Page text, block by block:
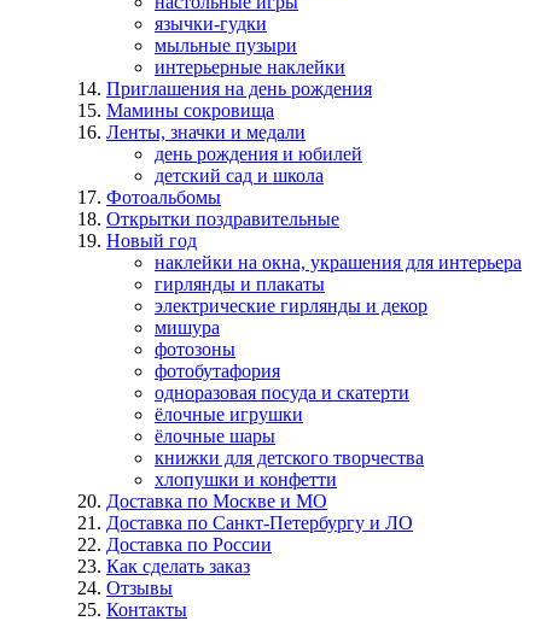
язычки-гудки
мыльные пузыри
интерьерные наклейки
Приглашения на день рождения
Мамины сокровища
Ленты, значки и медали
день рождения и юбилей
детский сад и школа
Фотоальбомы
Открытки поздравительные
Новый год
наклейки на окна, украшения для интерьера
гирлянды и плакаты
электрические гирлянды и декор
мишура
фотозоны
фотобутафория
одноразовая посуда и скатерти
ёлочные игрушки
ёлочные шары
книжки для детского творчества
хлопушки и конфетти
Доставка по Москве и МО
Доставка по Санкт-Петербургу и ЛО
Доставка по России
Как сделать заказ
Отзывы
Контакты